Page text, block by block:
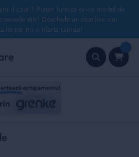
il cauti? Putem furniza orice model de
nevoile tale! Deschide un chat live sau
ne pentru o oferta rapida!